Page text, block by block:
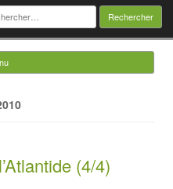
:
(4/4)